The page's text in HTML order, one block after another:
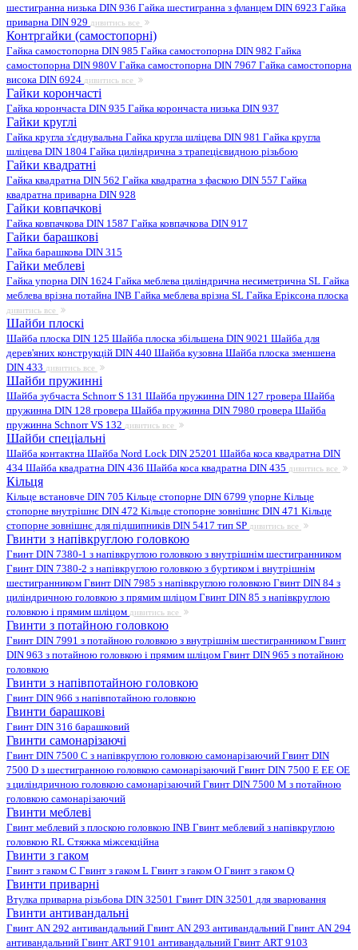
шестигранна низька DIN 936 Гайка шестигранна з фланцем DIN 6923 Гайка
приварна DIN 929 дивитись все
Контргайки (самостопорні)
Гайка самостопорна DIN 985 Гайка самостопорна DIN 982 Гайка
самостопорна DIN 980V Гайка самостопорна DIN 7967 Гайка самостопорна
висока DIN 6924 дивитись все
Гайки корончасті
Гайка корончаста DIN 935 Гайка корончаста низька DIN 937
Гайки круглі
Гайка кругла з'єднувальна Гайка кругла шліцева DIN 981 Гайка кругла
шліцева DIN 1804 Гайка циліндрична з трапецієвидною різьбою
Гайки квадратні
Гайка квадратна DIN 562 Гайка квадратна з фаскою DIN 557 Гайка
квадратна приварна DIN 928
Гайки ковпачкові
Гайка ковпачкова DIN 1587 Гайка ковпачкова DIN 917
Гайки барашкові
Гайка барашкова DIN 315
Гайки меблеві
Гайка упорна DIN 1624 Гайка меблева циліндрична несиметрична SL Гайка
меблева врізна потайна INB Гайка меблева врізна SL Гайка Еріксона плоска
дивитись все
Шайби плоскі
Шайба плоска DIN 125 Шайба плоска збільшена DIN 9021 Шайба для
дерев'яних конструкцій DIN 440 Шайба кузовна Шайба плоска зменшена
DIN 433 дивитись все
Шайби пружинні
Шайба зубчаста Schnorr S 131 Шайба пружинна DIN 127 гровера Шайба
пружинна DIN 128 гровера Шайба пружинна DIN 7980 гровера Шайба
пружинна Schnorr VS 132 дивитись все
Шайби спеціальні
Шайба контактна Шайба Nord Lock DIN 25201 Шайба коса квадратна DIN
434 Шайба квадратна DIN 436 Шайба коса квадратна DIN 435 дивитись все
Кільця
Кільце встановче DIN 705 Кільце стопорне DIN 6799 упорне Кільце
стопорне внутрішнє DIN 472 Кільце стопорне зовнішнє DIN 471 Кільце
стопорне зовнішнє для підшипників DIN 5417 тип SP дивитись все
Гвинти з напівкруглою головкою
Гвинт DIN 7380-1 з напівкруглою головкою з внутрішнім шестигранником
Гвинт DIN 7380-2 з напівкруглою головкою з буртиком і внутрішнім
шестигранником Гвинт DIN 7985 з напівкруглою головкою Гвинт DIN 84 з
циліндричною головкою з прямим шліцом Гвинт DIN 85 з напівкруглою
головкою і прямим шліцом дивитись все
Гвинти з потайною головкою
Гвинт DIN 7991 з потайною головкою з внутрішнім шестигранником Гвинт
DIN 963 з потайною головкою і прямим шліцом Гвинт DIN 965 з потайною
головкою
Гвинти з напівпотайною головкою
Гвинт DIN 966 з напівпотайною головкою
Гвинти барашкові
Гвинт DIN 316 барашковий
Гвинти самонарізаючі
Гвинт DIN 7500 C з напівкруглою головкою самонарізаючий Гвинт DIN
7500 D з шестигранною головкою самонарізаючий Гвинт DIN 7500 E EE OE
з циліндричною головкою самонарізаючий Гвинт DIN 7500 M з потайною
головкою самонарізаючий
Гвинти меблеві
Гвинт меблевий з плоскою головкою INB Гвинт меблевий з напівкруглою
головкою RL Стяжка міжсекційна
Гвинти з гаком
Гвинт з гаком C Гвинт з гаком L Гвинт з гаком O Гвинт з гаком Q
Гвинти приварні
Втулка приварна різьбова DIN 32501 Гвинт DIN 32501 для зварювання
Гвинти антивандальні
Гвинт AN 292 антивандальний Гвинт AN 293 антивандальний Гвинт AN 294
антивандальний Гвинт ART 9101 антивандальний Гвинт ART 9103